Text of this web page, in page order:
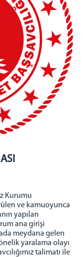
Kurumu
ve kamuoyunca
yapılan
ana girişi
meydana gelen
yaralama olayı
talimatı ile